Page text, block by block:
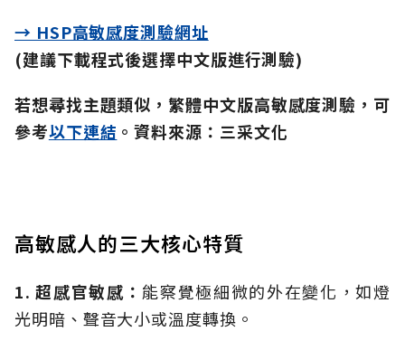
→ HSP高敏感度測驗網址
(建議下載程式後選擇中文版進行測驗)
若想尋找主題類似，繁體中文版高敏感度測驗，可
參考以下連結 。資料來源：三采文化
高敏感人的三大核心特質
1. 超感官敏感： 能察覺極細微的外在變化，如燈
光明暗、聲音大小或溫度轉換。